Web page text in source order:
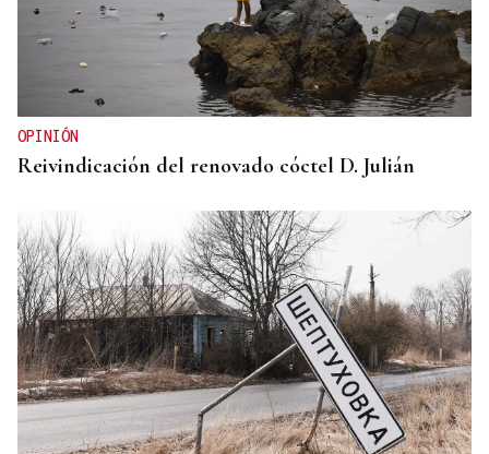
OPINIÓN
Reivindicación del renovado cóctel D. Julián